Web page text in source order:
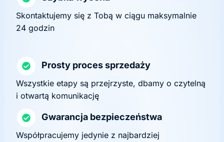
Skontaktujemy się z Tobą w ciągu maksymalnie
24 godzin
Prosty proces sprzedaży
Wszystkie etapy są przejrzyste, dbamy o czytelną
i otwartą komunikację
Gwarancja bezpieczeństwa
Współpracujemy jedynie z najbardziej